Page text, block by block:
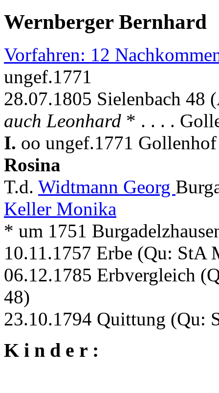
Wernberger Bernhard
Vorfahren: 12
ungef.1771
28.07.1805 Sielenbach 48
auch Leonhard * . . . .
I. oo ungef.1771
Rosina
T.d. Widtmann Georg
Keller Monika
* um 1751
10.11.1757 Erbe (Qu: StA
06.12.1785 Erbvergleich
48)
23.10.1794 Quittung (Qu:
K i n d e r :